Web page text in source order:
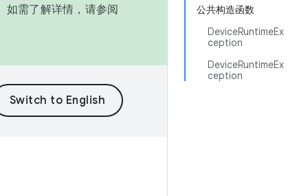
公共构造函数
DeviceRuntimeEx
ception
DeviceRuntimeEx
ception
如需了解详情，请参阅